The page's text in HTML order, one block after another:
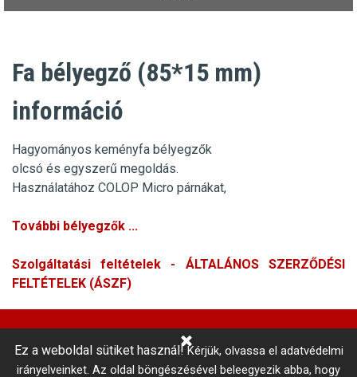
Fa bélyegző (85*15 mm)
információ
Hagyományos keményfa bélyegzők
olcsó és egyszerű megoldás.
Használatához COLOP Micro párnákat,
További bélyegzők ...
Szolgáltatási feltételek - ÁLTALÁNOS SZERZŐDÉSI
FELTÉTELEK (ÁSZF)
Központi Autókulcsmásolás
Ez a weboldal sütiket használ!Kérjük, olvassa el adatvédelmi
irányelveinket. Az oldal böngészésével beleegyezik abba, hogy